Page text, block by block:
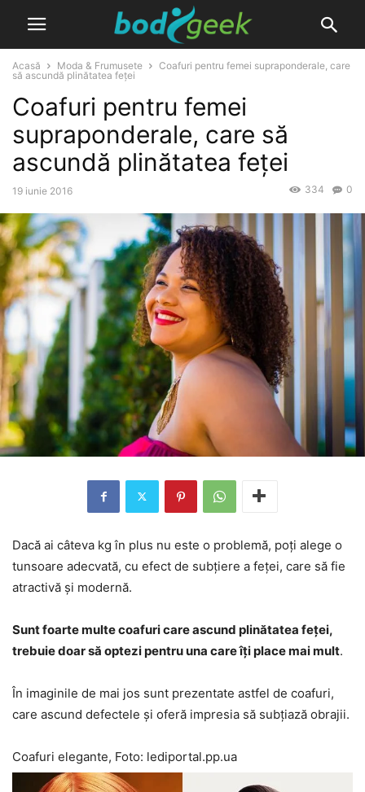
Acasă Moda & Frumusete
Coafuri pentru femei supraponderale, care
să ascundă plinătatea feţei
Coafuri pentru femei
supraponderale, care să
ascundă plinătatea feţei
19 iunie 2016 0
334
Dacă ai câteva kg în plus nu este o problemă, poţi alege o
tunsoare adecvată, cu efect de subţiere a feţei, care să fie
atractivă şi modernă.
Sunt foarte multe coafuri care ascund plinătatea feţei,
trebuie doar să optezi pentru una care îţi place mai mult.
În imaginile de mai jos sunt prezentate astfel de coafuri,
care ascund defectele şi oferă impresia să subţiază obrajii.
Coafuri elegante, Foto: lediportal.pp.ua